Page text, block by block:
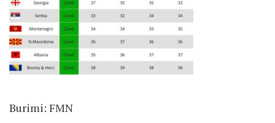
Burimi: FMN